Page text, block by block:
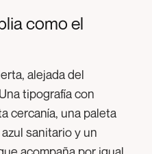
como el
alejada del
tipografía con
cercanía, una paleta
sanitario y un